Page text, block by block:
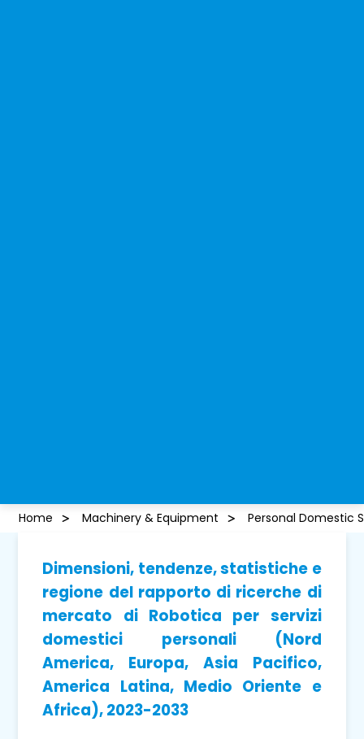
Home Machinery & Equipment Personal Domestic
Dimensioni, tendenze, statistiche e
regione del rapporto di ricerche di
mercato di Robotica per servizi
domestici personali (Nord
America, Europa, Asia Pacifico,
America Latina, Medio Oriente e
Africa), 2023-2033